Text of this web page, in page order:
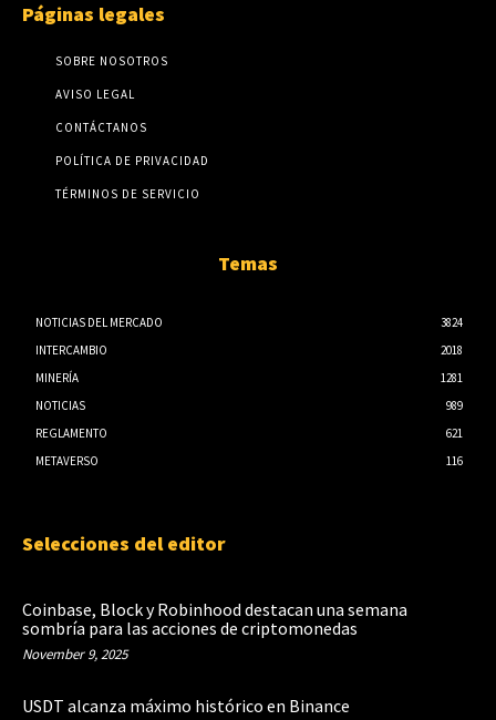
Páginas legales
SOBRE NOSOTROS
AVISO LEGAL
CONTÁCTANOS
POLÍTICA DE PRIVACIDAD
TÉRMINOS DE SERVICIO
Temas
NOTICIAS DEL MERCADO
3824
INTERCAMBIO
2018
MINERÍA
1281
NOTICIAS
989
REGLAMENTO
621
METAVERSO
116
Selecciones del editor
Coinbase, Block y Robinhood destacan una semana
sombría para las acciones de criptomonedas
November 9, 2025
USDT alcanza máximo histórico en Binance